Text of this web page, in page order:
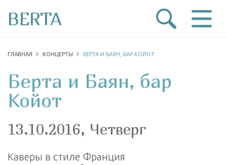
BERTA
ГЛАВНАЯ КОНЦЕРТЫ БЕРТА И БАЯН, БАР КОЙОТ
Берта и Баян, бар
Койот
13.10.2016, Четверг
Каверы в стиле Франция